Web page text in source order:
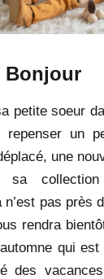
Bonjour
petite soeur
un
une
sa
pas près
rendra
qui
des